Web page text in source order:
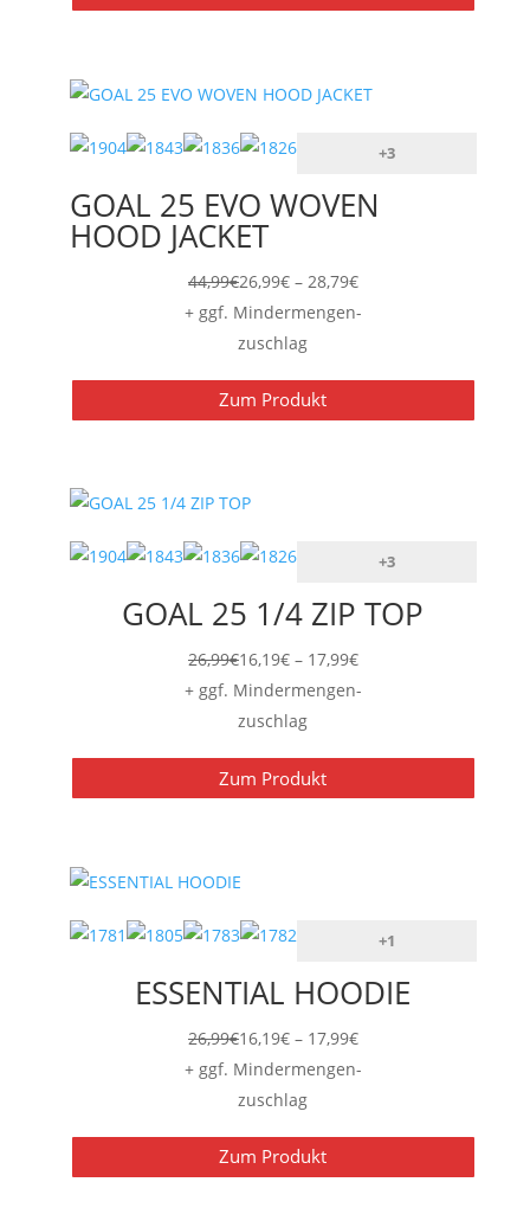
+3
GOAL 25 EVO WOVEN
HOOD JACKET
44,99€26,99€ – 28,79€Preisspanne:
26,99€
+ ggf. Mindermengen-
zuschlag
Zum Produkt
+3
GOAL 25 1/4 ZIP TOP
26,99€16,19€ – 17,99€Preisspanne:
16,19€
+ ggf. Mindermengen-
zuschlag
Zum Produkt
+1
ESSENTIAL HOODIE
26,99€16,19€ – 17,99€Preisspanne:
16,19€
+ ggf. Mindermengen-
zuschlag
Zum Produkt